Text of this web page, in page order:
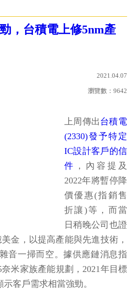
，台積電上修5nm產
2021.04.07
瀏覽數： 9642
上周傳出台積電
(2330)發予特定
IC設計客戶的信
件 ，內容提及
2022年將暫停降
價優惠(指銷售
折讓)等，而當
日稍晚公司也證
金，以提高產能與先進技術，
音一掃而空。據供應鏈消息指
米家族產能規劃，2021年目標
客戶需求相當強勁。